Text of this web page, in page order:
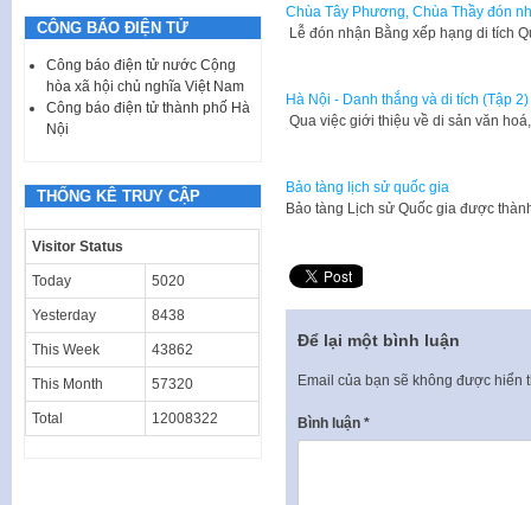
Chùa Tây Phương, Chùa Thầy đón
Lễ đón nhận Bằng xếp hạng di tích
Hà Nội - Danh thắng và di tích (Tập 2)
Qua việc giới thiệu về di sản văn
Bảo tàng lịch sử quốc gia
​​Bảo tàng Lịch sử Quốc gia được
Để lại một bình luận
Email của bạn sẽ không được hiển
Bình luận *
CÔNG BÁO ĐIỆN TỬ
Công báo điện tử nước Cộng
hòa xã hội chủ nghĩa Việt Nam
Công báo điện tử thành phố Hà
Nội
THỐNG KÊ TRUY CẬP
Visitor Status
Today 5020
Yesterday 8438
This Week 43862
This Month 57320
Total 12008322